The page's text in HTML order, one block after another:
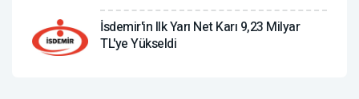
İsdemir'in Ilk Yarı Net Karı 9,23 Milyar
TL'ye Yükseldi